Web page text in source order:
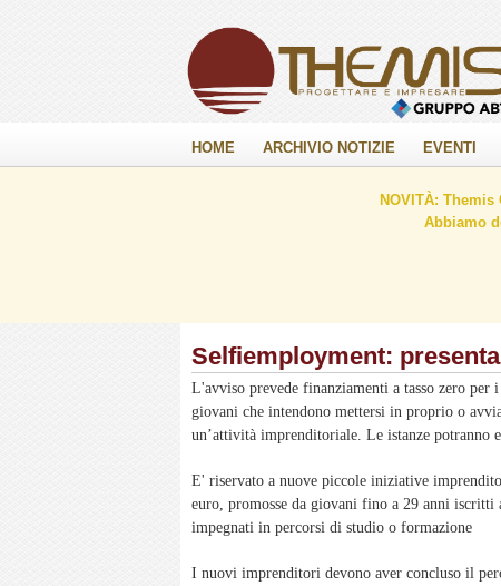
HOME ARCHIVIO NOTIZIE EVENTI
NOVITÀ:
Abbiamo
Selfiemployment:
L'avviso prevede finanziamenti a tasso zero per i
giovani che intendono mettersi in proprio o
un’attività imprenditoriale. Le istanze potranno
E' riservato a nuove piccole iniziative
euro, promosse da giovani fino a 29 anni iscritti
impegnati in percorsi di studio o formazione
I nuovi imprenditori devono aver concluso il